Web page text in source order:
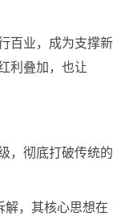
百业，成为支撑新
利叠加，也让
，彻底打破传统的
解，其核心思想在